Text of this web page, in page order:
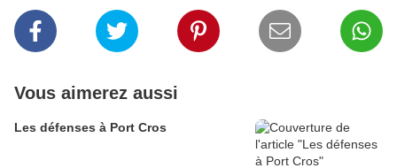
Vous aimerez aussi
Les défenses à Port Cros